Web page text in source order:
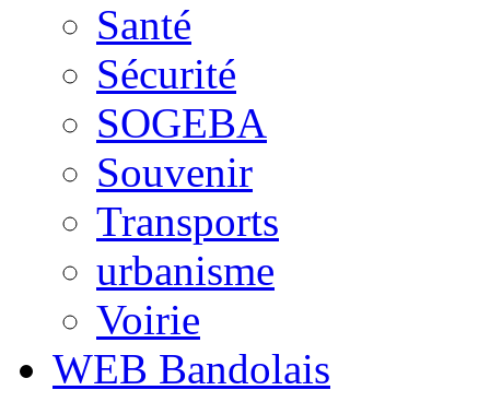
Santé
Sécurité
SOGEBA
Souvenir
Transports
urbanisme
Voirie
WEB Bandolais